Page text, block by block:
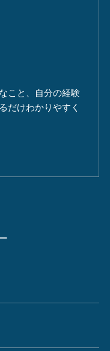
こと、自分の経験
だけわかりやすく